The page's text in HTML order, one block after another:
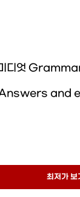
미디엇
and
최저가 보